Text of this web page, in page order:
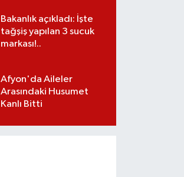
Bakanlık açıkladı: İşte
tağşiş yapılan 3 sucuk
markası!..
Afyon'da Aileler
Arasındaki Husumet
Kanlı Bitti